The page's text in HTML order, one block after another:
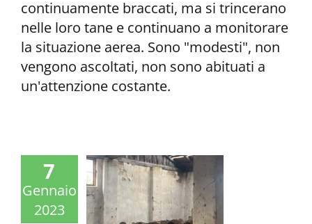
continuamente braccati, ma si trincerano
nelle loro tane e continuano a monitorare
la situazione aerea. Sono "modesti", non
vengono ascoltati, non sono abituati a
un'attenzione costante.
7
Gennaio
2023